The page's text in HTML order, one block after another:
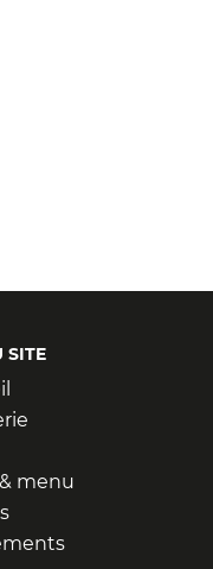
SITE
menu